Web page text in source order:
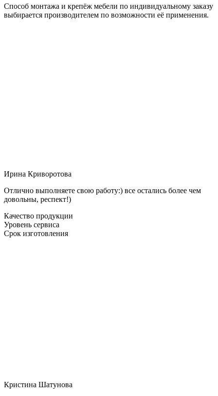
Способ монтажа и крепёж мебели по индивидуальному заказу
выбирается производителем по возможности её применения.
Ирина Криворотова
Отлично выполняете свою работу:) все остались более чем
довольны, респект!)
Качество продукции
Уровень сервиса
Срок изготовления
Кристина Шатунова